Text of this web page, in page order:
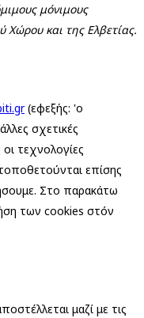
μόνιμους
Χώρου και της Ελβετίας.
(εφεξής: 'ο
σχετικές
τεχνολογίες
επίσης
Στο παρακάτω
των cookies στόν
μαζί με τις